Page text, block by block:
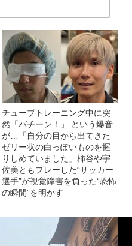
チューブトレーニング中に突
然「バチーン！」 という爆音
が…「自分の目から出てきた
ゼリー状の白っぽいものを握
りしめていました」柿谷や宇
佐美ともプレーした“サッカー
選手”が視覚障害を負った“恐怖
の瞬間”を明かす